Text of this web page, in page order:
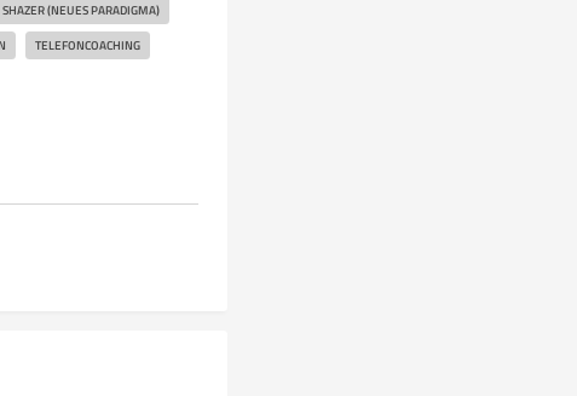
(NEUES PARADIGMA)
TELEFONCOACHING